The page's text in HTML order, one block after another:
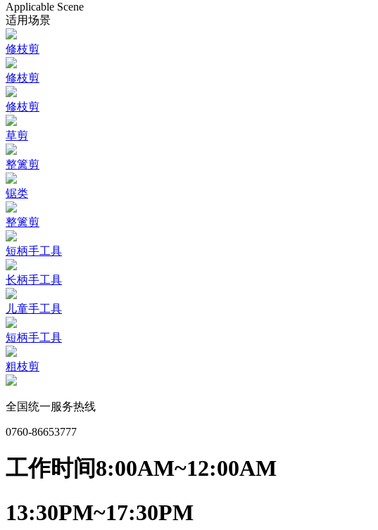
Applicable Scene
适用场景
修枝剪
修枝剪
修枝剪
草剪
整篱剪
锯类
整篱剪
短柄手工具
长柄手工具
儿童手工具
短柄手工具
粗枝剪
全国统一服务热线
0760-86653777
工作时间8:00AM~12:00AM
13:30PM~17:30PM